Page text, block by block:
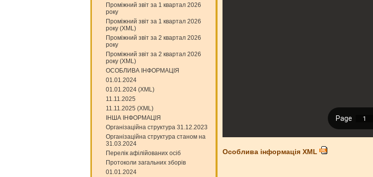
Проміжний звіт за 1 квартал 2026
року
Проміжний звіт за 1 квартал 2026
року (XML)
Проміжний звіт за 2 квартал 2026
року
Проміжний звіт за 2 квартал 2026
року (XML)
ОСОБЛИВА ІНФОРМАЦІЯ
01.01.2024
01.01.2024 (XML)
11.11.2025
11.11.2025 (XML)
ІНША ІНФОРМАЦІЯ
Організаційна структура 31.12.2023
Організаційна структура станом на
31.03.2024
Перелік афілійованих осіб
Протоколи загальних зборів
01.01.2024
Особлива інформація XML